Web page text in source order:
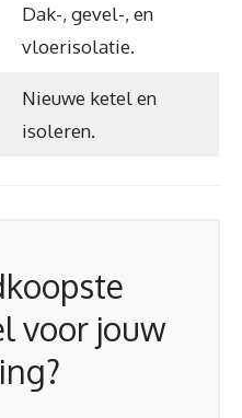
Dak-, gevel-, en
vloerisolatie.
Nieuwe ketel en
isoleren.
voor jouw